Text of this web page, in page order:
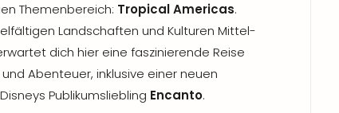
Themenbereich: Tropical Americas.
Landschaften und Kulturen Mittel-
dich hier eine faszinierende Reise
und Abenteuer, inklusive einer neuen
Publikumsliebling Encanto.